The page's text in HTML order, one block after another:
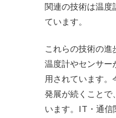
関連の技術は温度
ています。
これらの技術の
温度計やセンサー
用されています
発展が続くことで
います。IT・通信